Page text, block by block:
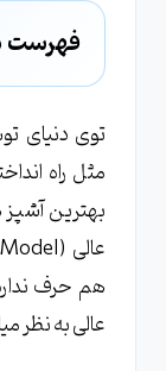
فهرست
امنیت
۱. مقابله با تزریق SQL (حمله به انبار مواد غذایی)
۲. مقابله با XSS (غذای مسموم)
۳. مقابله با CSRF (سفارش جعلی)
وظیفه
توی دنیای
مثل راه
هم حرف
عالی به نظر